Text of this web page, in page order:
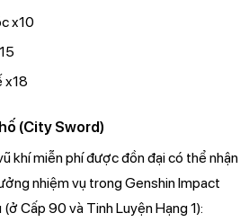
x10
x18
(City Sword)
khí miễn phí được đồn đại có thể nhận
nhiệm vụ trong Genshin Impact
Cấp 90 và Tinh Luyện Hạng 1):